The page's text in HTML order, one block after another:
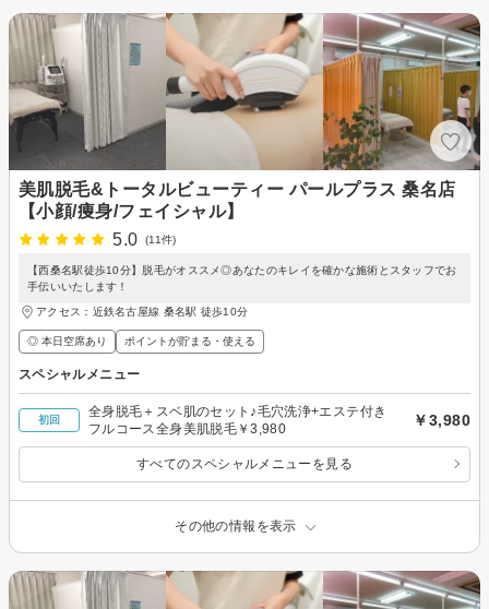
美肌脱毛&トータルビューティー パールプラス 桑名店
【小顔/痩身/フェイシャル】
5.0
(11件)
【西桑名駅徒歩10分】脱毛がオススメ◎あなたのキレイを確かな施術とスタッフでお
手伝いいたします！
アクセス：近鉄名古屋線 桑名駅 徒歩10分
◎ 本日空席あり ポイントが貯まる・使える
スペシャルメニュー
初回
全身脱毛＋スベ肌のセット♪毛穴洗浄+エステ付き
フルコース全身美肌脱毛￥3,980
￥3,980
すべてのスペシャルメニューを見る
その他の情報を表示